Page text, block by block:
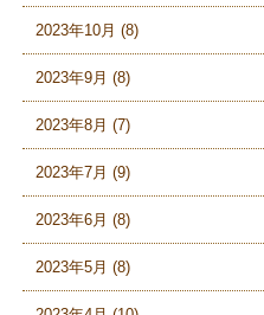
2023年10月 (8)
2023年9月 (8)
2023年8月 (7)
2023年7月 (9)
2023年6月 (8)
2023年5月 (8)